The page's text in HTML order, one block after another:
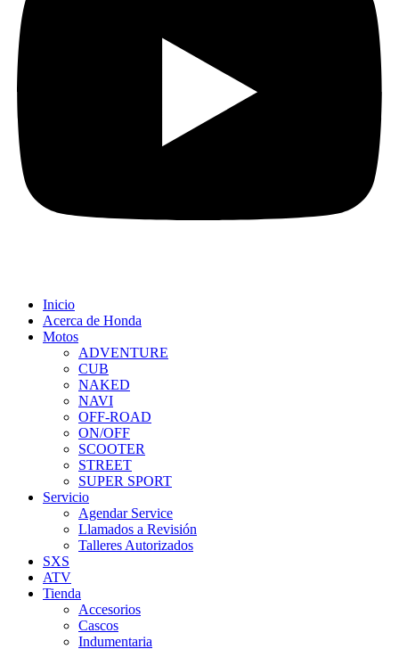
Inicio
Acerca de Honda
Motos
ADVENTURE
CUB
NAKED
NAVI
OFF-ROAD
ON/OFF
SCOOTER
STREET
SUPER SPORT
Servicio
Agendar Service
Llamados a Revisión
Talleres Autorizados
SXS
ATV
Tienda
Accesorios
Cascos
Indumentaria